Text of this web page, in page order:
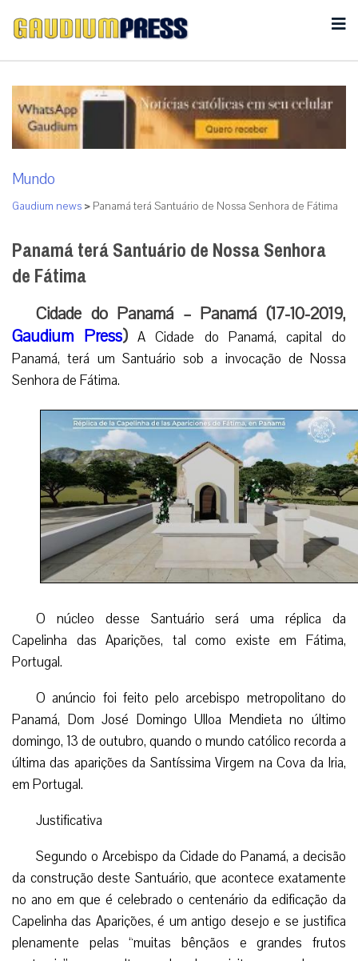
Mundo
Gaudium news > Panamá terá Santuário de Nossa Senhora de Fátima
Panamá terá Santuário de Nossa Senhora
de Fátima
Cidade do Panamá – Panamá (17-10-2019,
Gaudium Press) A Cidade do Panamá, capital do
Panamá, terá um Santuário sob a invocação de Nossa
Senhora de Fátima.
O núcleo desse Santuário será uma réplica da
Capelinha das Aparições, tal como existe em Fátima,
Portugal.
O anúncio foi feito pelo arcebispo metropolitano do
Panamá, Dom José Domingo Ulloa Mendieta no último
domingo, 13 de outubro, quando o mundo católico recorda a
última das aparições da Santíssima Virgem na Cova da Iria,
em Portugal.
Justificativa
Segundo o Arcebispo da Cidade do Panamá, a decisão
da construção deste Santuário, que acontece exatamente
no ano em que é celebrado o centenário da edificação da
Capelinha das Aparições, é um antigo desejo e se justifica
plenamente pelas “muitas bênçãos e grandes frutos